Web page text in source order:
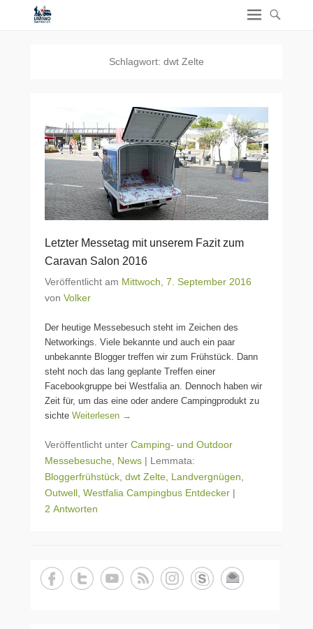
Schlagwort: dwt Zelte
Letzter Messetag mit unserem Fazit zum
Caravan Salon 2016
Veröffentlicht am Mittwoch, 7. September 2016
von Volker
Der heutige Messebesuch steht im Zeichen des
Networkings. Viele bekannte und auch ein paar
unbekannte Blogger treffen wir zum Frühstück. Dann
steht noch das lang geplante Treffen einer
Facebookgruppe bei Westfalia an. Dennoch haben wir
Zeit für, um das eine oder andere Campingprodukt zu
sichte Weiterlesen →
Veröffentlicht unter Camping- und Outdoor
Messebesuche News | Lemmata:
Bloggerfrühstück dwt Zelte Landvergnügen
Outwell Westfalia Campingbus Entdecker |
2 Antworten